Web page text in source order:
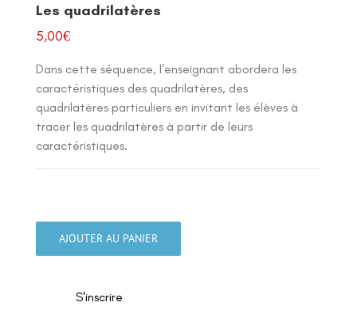
Les quadrilatères
5,00€
Dans cette séquence, l’enseignant abordera les
caractéristiques des quadrilatères, des
quadrilatères particuliers en invitant les élèves à
tracer les quadrilatères à partir de leurs
caractéristiques.
AJOUTER AU PANIER
S'inscrire